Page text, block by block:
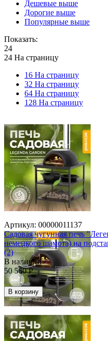
Дешевые выше
Дорогие выше
Популярные выше
Показать:
24
24 На страницу
16 На страницу
32 На страницу
64 На страницу
128 На страницу
Артикул: 00000011137
Садовая чугунная печь
немецкого шамота) на
(2)
В наличии
50 560 Р
В корзину